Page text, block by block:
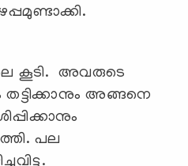
കൂടി. അവരുടെ
അങ്ങനെ
പല